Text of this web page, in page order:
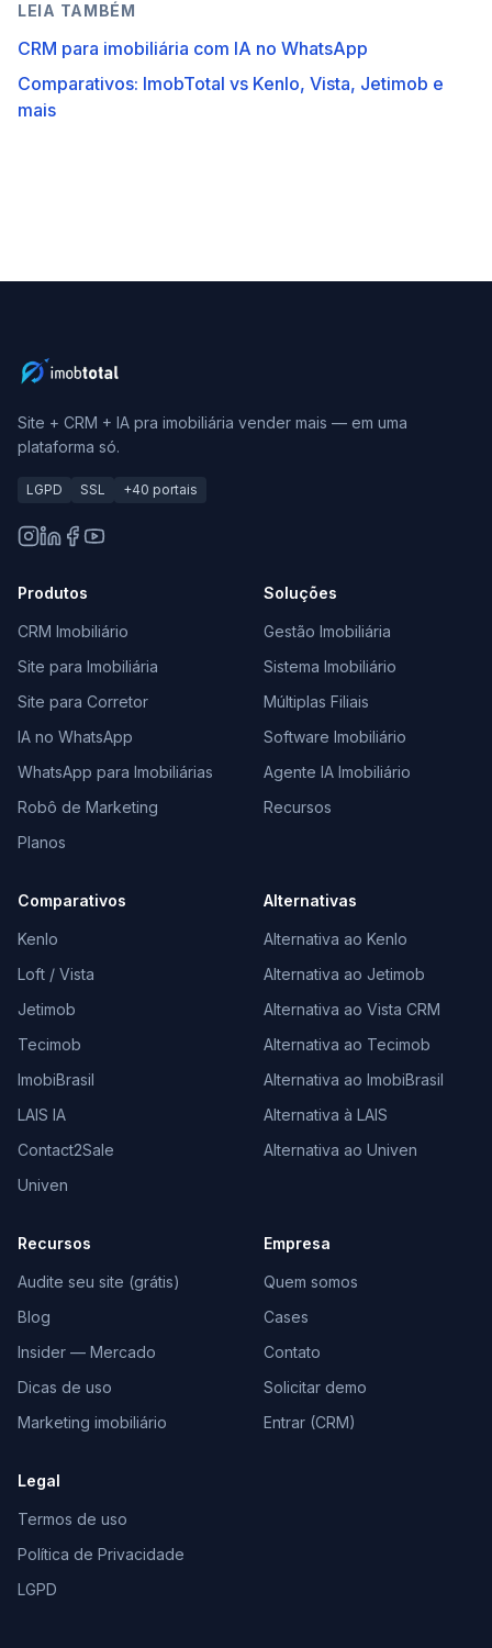
LEIA TAMBÉM
CRM para imobiliária com IA no WhatsApp
Comparativos: ImobTotal vs Kenlo, Vista, Jetimob e
mais
Site + CRM + IA pra imobiliária vender mais — em uma
plataforma só.
LGPD SSL +40 portais
Produtos
CRM Imobiliário
Site para Imobiliária
Site para Corretor
IA no WhatsApp
WhatsApp para Imobiliárias
Robô de Marketing
Planos
Soluções
Gestão Imobiliária
Sistema Imobiliário
Múltiplas Filiais
Software Imobiliário
Agente IA Imobiliário
Recursos
Comparativos
Kenlo
Loft / Vista
Jetimob
Tecimob
ImobiBrasil
LAIS IA
Contact2Sale
Univen
Alternativas
Alternativa ao Kenlo
Alternativa ao Jetimob
Alternativa ao Vista CRM
Alternativa ao Tecimob
Alternativa ao ImobiBrasil
Alternativa à LAIS
Alternativa ao Univen
Recursos
Audite seu site (grátis)
Blog
Insider — Mercado
Dicas de uso
Marketing imobiliário
Empresa
Quem somos
Cases
Contato
Solicitar demo
Entrar (CRM)
Legal
Termos de uso
Política de Privacidade
LGPD